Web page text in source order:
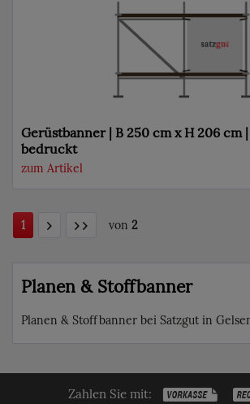
Gerüstbanner | B 250 cm x H 206 cm
bedruckt
zum Artikel
1 von 2
Planen & Stoffbanner
Planen & Stoffbanner bei Satzgut in
Zahlen Sie mit: